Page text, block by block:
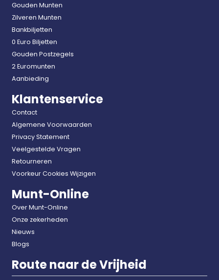
Gouden Munten
Zilveren Munten
Bankbiljetten
0 Euro Biljetten
Gouden Postzegels
2 Euromunten
Aanbieding
Klantenservice
Contact
Algemene Voorwaarden
Privacy Statement
Veelgestelde Vragen
Retourneren
Voorkeur Cookies Wijzigen
Munt-Online
Over Munt-Online
Onze zekerheden
Nieuws
Blogs
Route naar de Vrijheid